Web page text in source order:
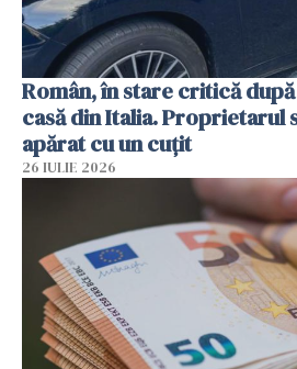
Român, în stare critică
casă din Italia. Proprietarul
apărat cu un cuțit
26 IULIE 2026